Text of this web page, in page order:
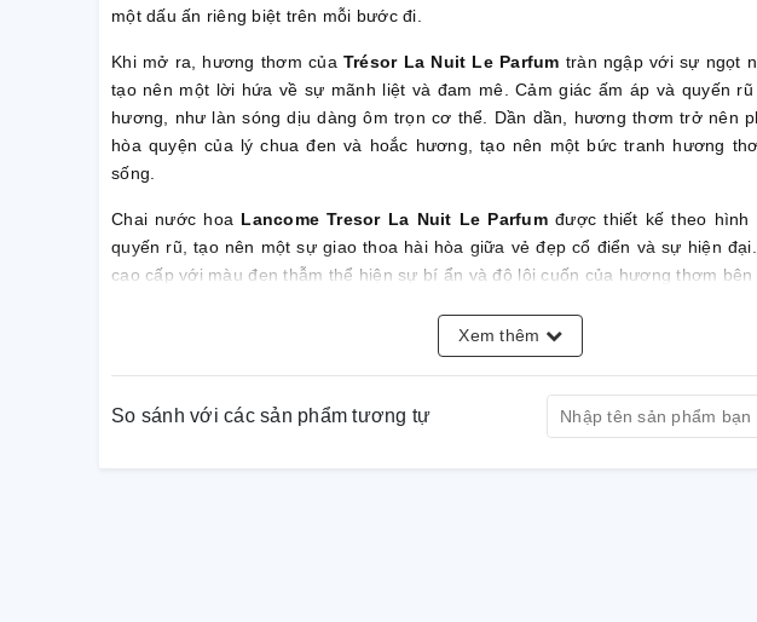
một dấu ấn riêng biệt trên mỗi bước đi.
Khi mở ra, hương thơm của Trésor La Nuit Le Parfum tràn ngập với sự ngọt
tạo nên một lời hứa về sự mãnh liệt và đam mê. Cảm giác ấm áp và quyến
hương, như làn sóng dịu dàng ôm trọn cơ thể. Dần dần, hương thơm trở nên
hòa quyện của lý chua đen và hoắc hương, tạo nên một bức tranh hương
sống.
Chai nước hoa Lancome Tresor La Nuit Le Parfumđược thiết kế theo hình
quyến rũ, tạo nên một sự giao thoa hài hòa giữa vẻ đẹp cổ điển và sự hiện
cao cấp với màu đen thẫm thể hiện sự bí ẩn và độ lôi cuốn của hương thơm
Xem thêm
So sánh với các sản phẩm tương tự